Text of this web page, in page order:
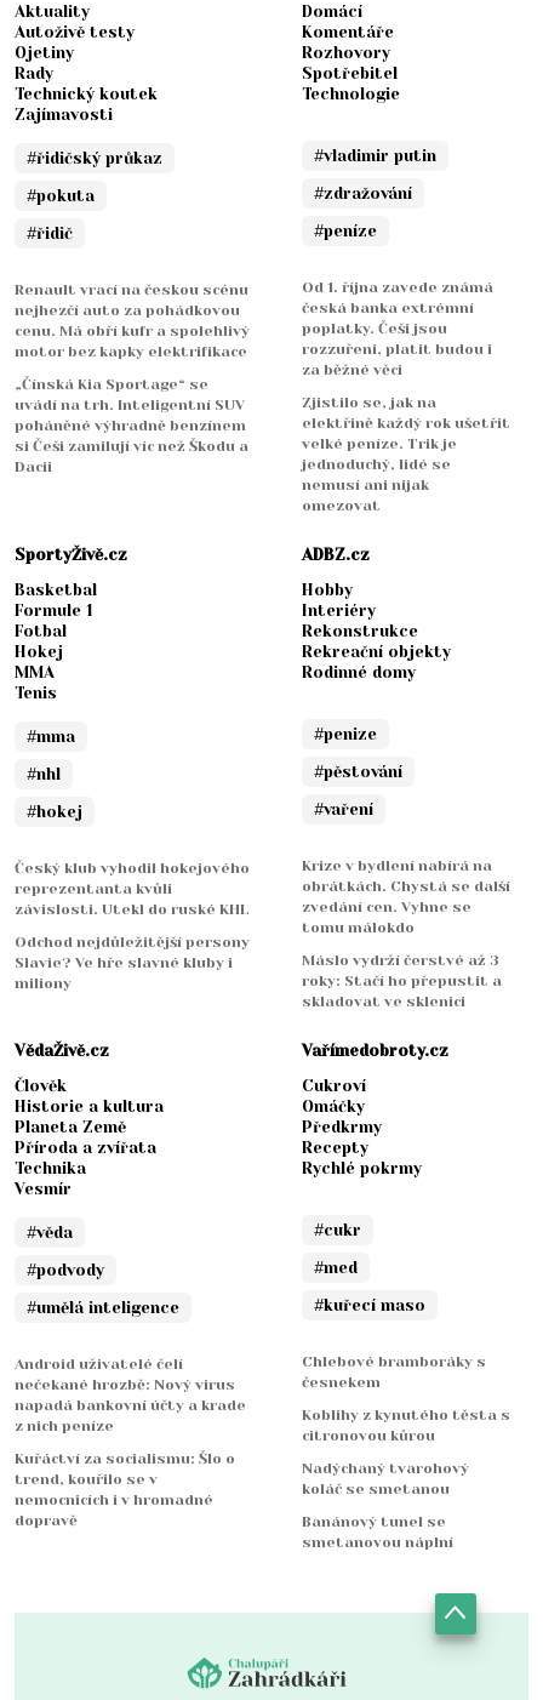
Aktuality
Autoživě testy
Ojetiny
Rady
Technický koutek
Zajímavosti
#řidičský průkaz
#pokuta
#řidič
Renault vrací na českou scénu
nejhezčí auto za pohádkovou
cenu. Má obří kufr a spolehlivý
motor bez kapky elektrifikace
„Čínská Kia Sportage“ se
uvádí na trh. Inteligentní SUV
poháněné výhradně benzínem
si Češi zamilují víc než Škodu a
Dacii
Domácí
Komentáře
Rozhovory
Spotřebitel
Technologie
#vladimir putin
#zdražování
#peníze
Od 1. října zavede známá
česká banka extrémní
poplatky. Češi jsou
rozzuřeni, platit budou i
za běžné věci
Zjistilo se, jak na
elektřině každý rok ušetřit
velké peníze. Trik je
jednoduchý, lidé se
nemusí ani nijak
omezovat
SportyŽivě.cz
Basketbal
Formule 1
Fotbal
Hokej
MMA
Tenis
#mma
#nhl
#hokej
Český klub vyhodil hokejového
reprezentanta kvůli
závislosti. Utekl do ruské KHL
Odchod nejdůležitější persony
Slavie? Ve hře slavné kluby i
miliony
ADBZ.cz
Hobby
Interiéry
Rekonstrukce
Rekreační objekty
Rodinné domy
#penize
#pěstování
#vaření
Krize v bydlení nabírá na
obrátkách. Chystá se další
zvedání cen. Vyhne se
tomu málokdo
Máslo vydrží čerstvé až 3
roky: Stačí ho přepustit a
skladovat ve sklenici
VědaŽivě.cz
Člověk
Historie a kultura
Planeta Země
Příroda a zvířata
Technika
Vesmír
#věda
#podvody
#umělá inteligence
Android uživatelé čelí
nečekané hrozbě: Nový virus
napadá bankovní účty a krade
z nich peníze
Kuřáctví za socialismu: Šlo o
trend, kouřilo se v
nemocnicích i v hromadné
dopravě
Vařímedobroty.cz
Cukroví
Omáčky
Předkrmy
Recepty
Rychlé pokrmy
#cukr
#med
#kuřecí maso
Chlebové bramboráky s
česnekem
Koblihy z kynutého těsta s
citronovou kůrou
Nadýchaný tvarohový
koláč se smetanou
Banánový tunel se
smetanovou náplní